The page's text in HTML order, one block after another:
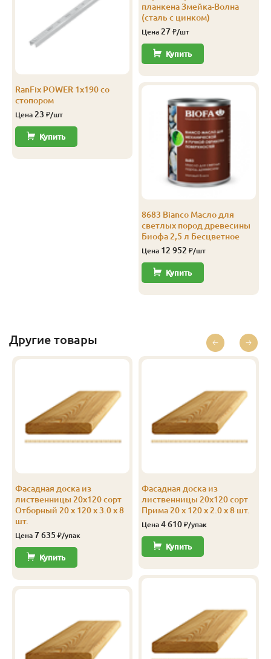
20 120 3.0 8
В-С 120 4.0
RanFix POWER 1х190 со
стопором
Цена 23 ₽/шт
Купить
планкена Змейка-Волна
(сталь с цинком)
Цена 27 ₽/шт
Купить
8683 Bianco Масло для
светлых пород древесины
Биофа 2,5 л Бесцветное
Цена 12 952 ₽/шт
Купить
Другие товары
Фасадная доска из
лиственницы 20х120 сорт
Отборный 20 x 120 x 3.0 x 8
шт.
Цена 7 635 ₽/упак
Купить
Фасадная доска из
лиственницы 20х120 сорт
Прима 20 x 120 x 2.0 x 8 шт.
Цена 4 610 ₽/упак
Купить